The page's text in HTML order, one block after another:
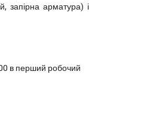
запірна арматура) і
00 в перший робочий